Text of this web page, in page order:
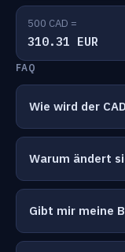
500 CAD =
310.31 EUR
FAQ
Wie wird der
Warum ändert
Gibt mir meine